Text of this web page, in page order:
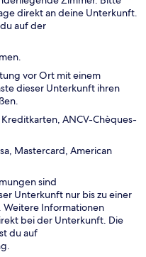
direkt an deine Unterkunft.
auf der
vor Ort mit einem
dieser Unterkunft ihren
ANCV-Chèques-
Mastercard, American
sind
Unterkunft nur bis zu einer
Weitere Informationen
bei der Unterkunft. Die
du auf